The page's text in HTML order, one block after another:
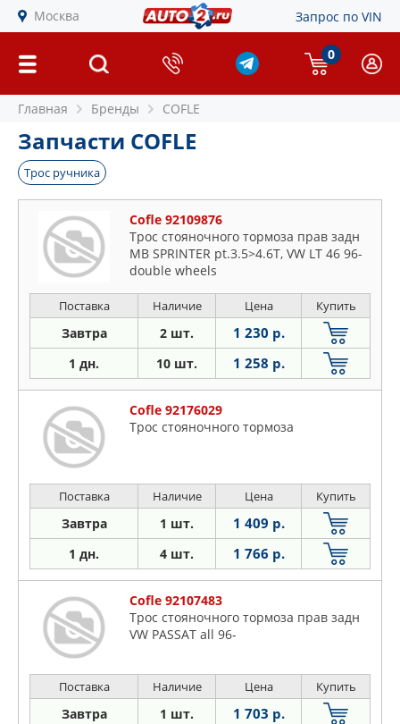
Москва Запрос по VIN
0
Главная Бренды COFLE
Запчасти COFLE
Трос ручника
Cofle 92109876
Трос стояночного тормоза прав задн
MB SPRINTER pt.3.5>4.6T, VW LT 46 96-
double wheels
Поставка Наличие Цена Купить
Завтра 2 шт. 1 230 р.
1 дн. 10 шт. 1 258 р.
Cofle 92176029
Трос стояночного тормоза
Поставка Наличие Цена Купить
Завтра 1 шт. 1 409 р.
1 дн. 4 шт. 1 766 р.
Cofle 92107483
Трос стояночного тормоза прав задн
VW PASSAT all 96-
Поставка Наличие Цена Купить
Завтра 1 шт. 1 703 р.